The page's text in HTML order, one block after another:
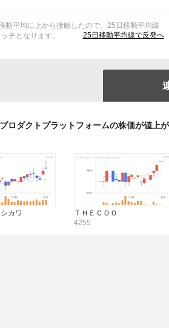
動平均に上から接触したので、25日移動平均線
チとなります。
25日移動平均線で反発へ
ロダクトプラットフォームの株価が値上
カワ
ＴＨＥＣＯＯ
4255